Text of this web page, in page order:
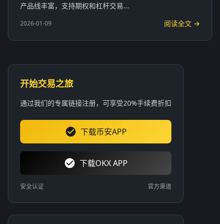
产品线丰富，支持期权和杠杆交易...
2026-01-09 阅读全文 →
开始交易之旅
通过我们的专属链接注册，可享受20%手续费折扣
下载币安APP
下载OKX APP
安全认证 官方渠道